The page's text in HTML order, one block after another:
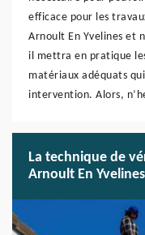
efficace pour les
Arnoult En Yvelines et
il mettra en pratique
matériaux adéquats
intervention. Alors,
La technique de
Arnoult En